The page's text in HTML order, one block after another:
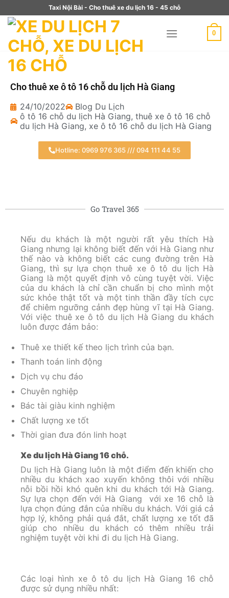
Taxi Nội Bài - Cho thuê xe du lịch 16 - 45 chỗ
0
Cho thuê xe ô tô 16 chỗ du lịch Hà Giang
24/10/2022
Blog Du Lịch
ô tô 16 chỗ du lịch Hà Giang, thuê xe ô tô 16 chỗ
du lịch Hà Giang, xe ô tô 16 chỗ du lịch Hà Giang
Hotline: 0969 976 365 /// 094 111 44 55
Go Travel 365
Nếu du khách là một người rất yêu thích Hà
Giang nhưng lại không biết đến với Hà Giang như
thế nào và không biết các cung đường trên Hà
Giang, thì sự lựa chọn thuê xe ô tô du lịch Hà
Giang là một quyết định vô cùng tuyệt vời. Việc
của du khách là chỉ cần chuẩn bị cho mình một
sức khỏe thật tốt và một tinh thần đầy tích cực
để chiêm ngưỡng cảnh đẹp hùng vĩ tại Hà Giang.
Với việc thuê xe ô tô du lịch Hà Giang du khách
luôn được đảm bảo:
Thuê xe thiết kế theo lịch trình của bạn.
Thanh toán linh động
Dịch vụ chu đáo
Chuyên nghiệp
Bác tài giàu kinh nghiệm
Chất lượng xe tốt
Thời gian đưa đón linh hoạt
Xe du lịch Hà Giang 16 chỗ.
Du lịch Hà Giang luôn là một điểm đến khiến cho
nhiều du khách xao xuyến không thôi với nhiều
nỗi bồi hồi khó quên khi du khách tới Hà Giang.
Sự lựa chọn đến với Hà Giang với xe 16 chỗ là
lựa chọn đúng đắn của nhiều du khách. Với giá cả
hợp lý, không phải quá đắt, chất lượng xe tốt đã
giúp cho nhiều du khách có thêm nhiều trải
nghiệm tuyệt vời khi đi du lịch Hà Giang.
Các loại hình xe ô tô du lịch Hà Giang 16 chỗ
được sử dụng nhiều nhất: